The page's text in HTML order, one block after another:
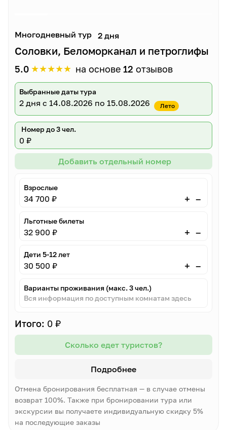
Многодневный тур 2 дня
Соловки, Беломорканал и петроглифы
5.0 ★★★★★ на основе 12 отзывов
Выбранные даты тура
2 дня с 14.08.2026 по 15.08.2026 Лето
Номер до 3 чел.
0 ₽
Добавить отдельный номер
Взрослые
34 700 ₽ + –
Льготные билеты
32 900 ₽ + –
Дети 5-12 лет
30 500 ₽ + –
Варианты проживания (макс. 3 чел.)
Вся информация по доступным комнатам здесь
Итого: 0 ₽
Сколько едет туристов?
Подробнее
Отмена бронирования бесплатная — в случае отмены
возврат 100%. Также при бронировании тура или
экскурсии вы получаете индивидуальную скидку 5%
на последующие заказы